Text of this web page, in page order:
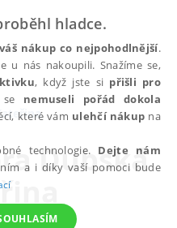
Dubská
hladce.
váš nákup co nejpohodlnější.
u nás nakoupili. Snažíme se,
, když jste si přišli pro
nemuseli pořád dokola
které vám ulehčí nákup na
technologie. Dejte nám
a i díky vaší pomoci bude